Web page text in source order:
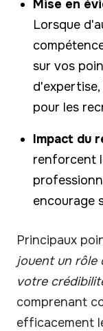
Mise en
Lorsque
sur vos
pour les
Impact du
renforcent
encourage
Principaux
jouent un rôle
votre
comprenant
efficacement